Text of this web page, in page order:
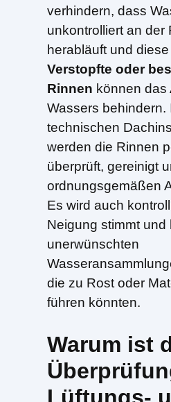
verhindern, dass
unkontrolliert an der
herabläuft und
Verstopfte oder
Rinnen können das
Wassers behindern.
technischen
werden die Rinnen
überprüft, gereinigt
ordnungsgemäßen
Es wird auch
Neigung stimmt und
unerwünschten
die zu Rost oder
führen könnten.
Warum ist